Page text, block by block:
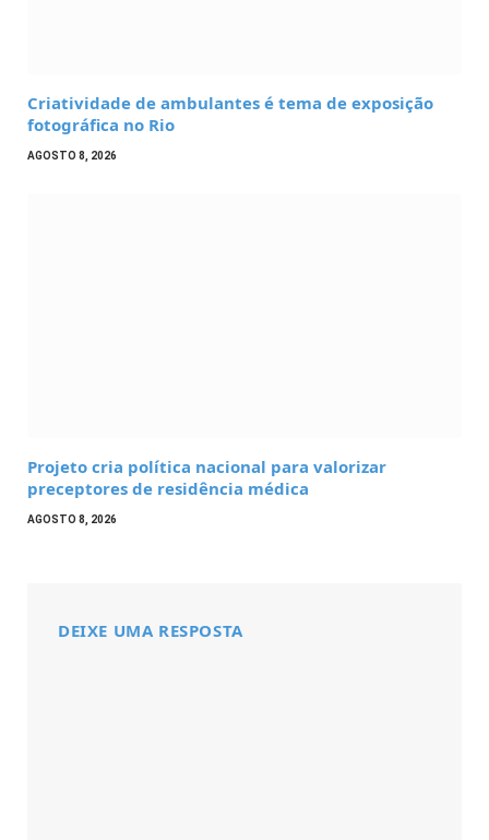
Criatividade de ambulantes é tema de exposição
fotográfica no Rio
AGOSTO 8, 2026
Projeto cria política nacional para valorizar
preceptores de residência médica
AGOSTO 8, 2026
DEIXE UMA RESPOSTA